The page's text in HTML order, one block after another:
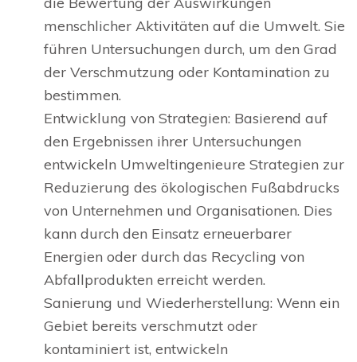
menschlicher Aktivitäten auf die Umwelt. Sie
führen Untersuchungen durch, um den Grad
der Verschmutzung oder Kontamination zu
bestimmen.
Entwicklung von Strategien: Basierend auf
den Ergebnissen ihrer Untersuchungen
entwickeln Umweltingenieure Strategien zur
Reduzierung des ökologischen Fußabdrucks
von Unternehmen und Organisationen. Dies
kann durch den Einsatz erneuerbarer
Energien oder durch das Recycling von
Abfallprodukten erreicht werden.
Sanierung und Wiederherstellung: Wenn ein
Gebiet bereits verschmutzt oder
kontaminiert ist, entwickeln